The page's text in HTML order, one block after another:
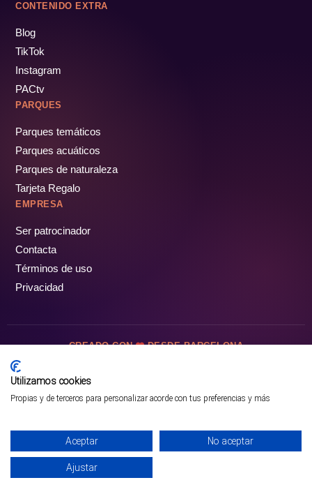
¡PÁSALO!
CONTENIDO EXTRA
Blog
TikTok
Instagram
PACtv
PARQUES
Parques temáticos
Parques acuáticos
Parques de naturaleza
Tarjeta Regalo
EMPRESA
Ser patrocinador
Contacta
Términos de uso
Privacidad
CREADO CON DESDE BARCELONA
Utilizamos cookies
Propias y de terceros para personalizar acorde con tus preferencias y más
Aceptar No aceptar
Ajustar